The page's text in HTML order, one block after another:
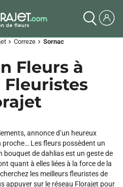
chevron_right Correze chevron_right Sornac
Fleurs à
Fleuristes
annonce d’un heureux
proche… Les fleurs possèdent un
bouquet de dahlias est un geste de
quant à elles liées à la force de la
les meilleurs fleuristes de
appuyer sur le réseau Florajet pour